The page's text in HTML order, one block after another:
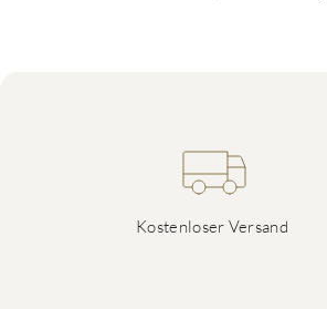
Kostenloser Versand